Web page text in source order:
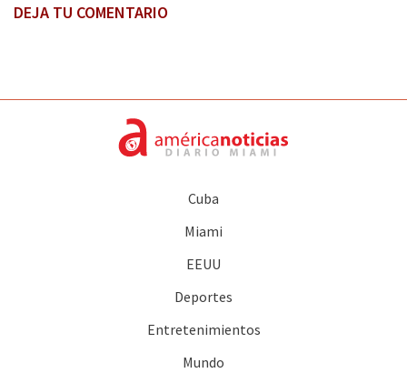
DEJA TU COMENTARIO
Cuba
Miami
EEUU
Deportes
Entretenimientos
Mundo